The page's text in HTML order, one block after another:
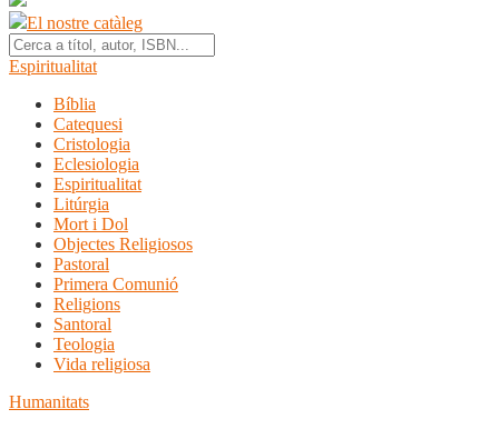
El nostre catàleg
Espiritualitat
Bíblia
Catequesi
Cristologia
Eclesiologia
Espiritualitat
Litúrgia
Mort i Dol
Objectes Religiosos
Pastoral
Primera Comunió
Religions
Santoral
Teologia
Vida religiosa
Humanitats